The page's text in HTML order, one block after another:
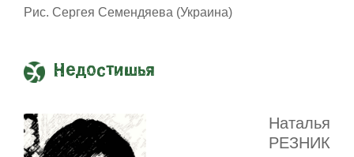
Рис. Сергея Семендяева (Украина)
Недостишья
Наталья
РЕЗНИК